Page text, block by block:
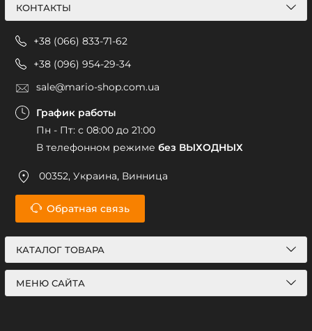
КОНТАКТЫ
+38 (066) 833-71-62
+38 (096) 954-29-34
sale@mario-shop.com.ua
График работы
Пн - Пт: с 08:00 до 21:00
В телефонном режиме без ВЫХОДНЫХ
00352, Украина, Винница
Обратная связь
КАТАЛОГ ТОВАРА
МЕНЮ САЙТА